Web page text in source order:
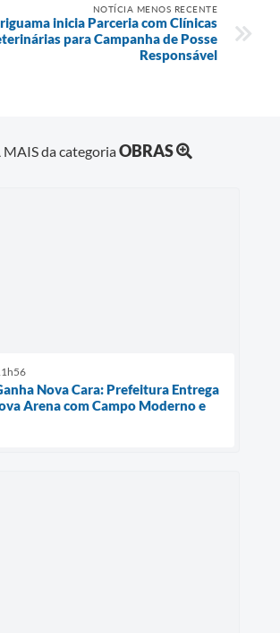
NOTÍCIA MENOS RECENTE
inicia Parceria com Clínicas
para Campanha de Posse
Responsável
MAIS da categoriaOBRAS
Nova Cara: Prefeitura Entrega
Arena com Campo Moderno e